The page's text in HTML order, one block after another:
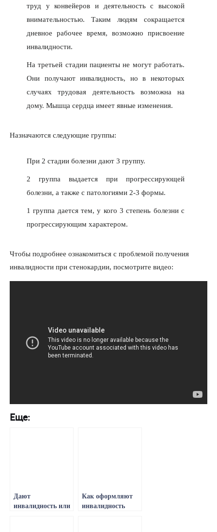
труд у конвейеров и деятельность с высокой
внимательностью. Таким людям сокращается
дневное рабочее время, возможно присвоение
инвалидности.
На третьей стадии пациенты не могут работать.
Они получают инвалидность, но в некоторых
случаях трудовая деятельность возможна на
дому. Мышца сердца имеет явные изменения.
Назначаются следующие группы:
При 2 стадии болезни дают 3 группу.
2 группа выдается при прогрессирующей
болезни, а также с патологиями 2-3 формы.
1 группа дается тем, у кого 3 степень болезни с
прогрессирующим характером.
Чтобы подробнее ознакомиться с проблемой получения
инвалидности при стенокардии, посмотрите видео:
Еще:
Дают
инвалидность или
Как оформляют
инвалидность